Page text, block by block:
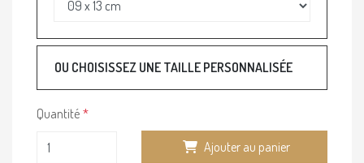
OU CHOISISSEZ UNE TAILLE PERSONNALISÉE
Quantité
Ajouter au panier